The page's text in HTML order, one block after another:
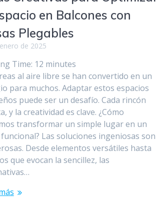
en Balcones con
Plegables
de 2025
Time: 12 minutes
al aire libre se han convertido en un
para muchos. Adaptar estos espacios
puede ser un desafío. Cada rincón
y la creatividad es clave. ¿Cómo
transformar un simple lugar en un
Las soluciones ingeniosas son
Desde elementos versátiles hasta
que evocan la sencillez, las